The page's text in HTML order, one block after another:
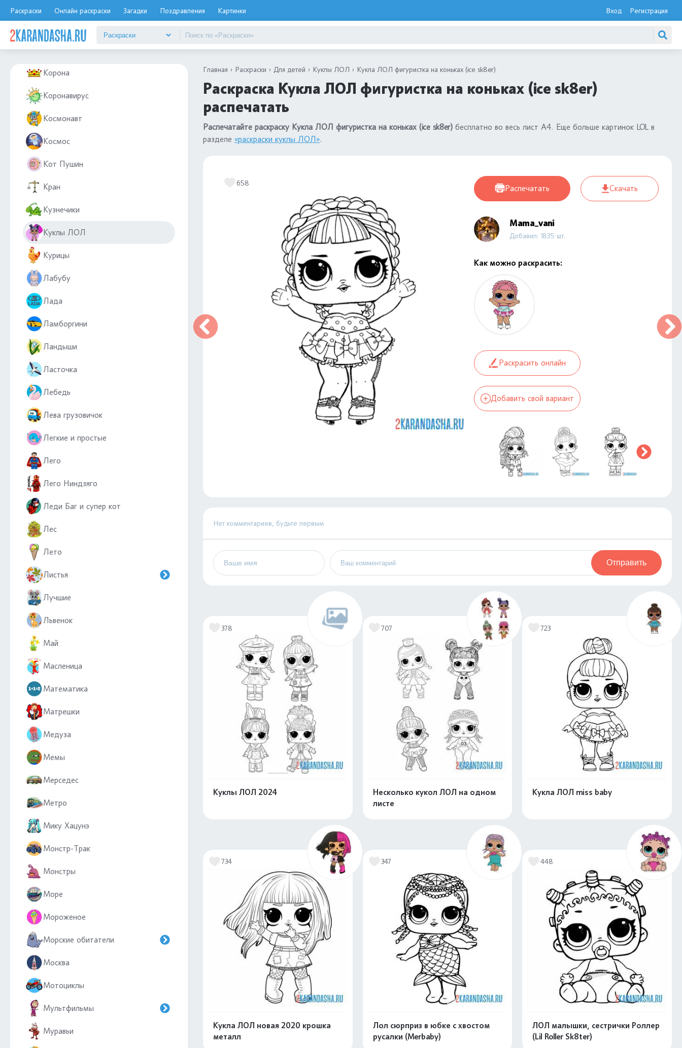
Раскраски Онлайн раскраски Загадки Поздравления Картинки Вход Регистрация
Корги
Корона
Коронавирус
Космонавт
Космос
Кот Пушин
Кран
Кузнечики
Куклы ЛОЛ
Курицы
Лабубу
Лада
Ламборгини
Ландыши
Ласточка
Лебедь
Лева грузовичок
Легкие и простые
Лего
Лего Ниндзяго
Леди Баг и супер кот
Лес
Лето
Листья
Лучшие
Львенок
Май
Масленица
Математика
Матрешки
Медуза
Мемы
Мерседес
Метро
Мику Хацунэ
Монстр-Трак
Монстры
Море
Мороженое
Морские обитатели
Москва
Мотоциклы
Мультфильмы
Муравьи
Главная Раскраски Для детей Куклы ЛОЛ Кукла ЛОЛ фигуристка на коньках (ice sk8er)
Раскраска Кукла ЛОЛ фигуристка на коньках (ice sk8er)
распечатать
Распечатайте раскраску Кукла ЛОЛ фигуристка на коньках (ice sk8er) бесплатно во весь лист А4. Еще больше картинок LOL в
разделе «раскраски куклы ЛОЛ».
658
Распечатать Скачать
Mama_vani
Добавил: 1835 шт.
Как можно раскрасить:
Раскрасить онлайн
Добавить свой вариант
Нет комментариев, будьте первым
Отправить
378
Куклы ЛОЛ 2024
707
Несколько кукол ЛОЛ на одном
листе
723
Кукла ЛОЛ miss baby
734
Кукла ЛОЛ новая 2020 крошка
металл
347
Лол сюрприз в юбке с хвостом
русалки (Merbaby)
448
ЛОЛ малышки, сестрички Роллер
(Lil Roller Sk8ter)